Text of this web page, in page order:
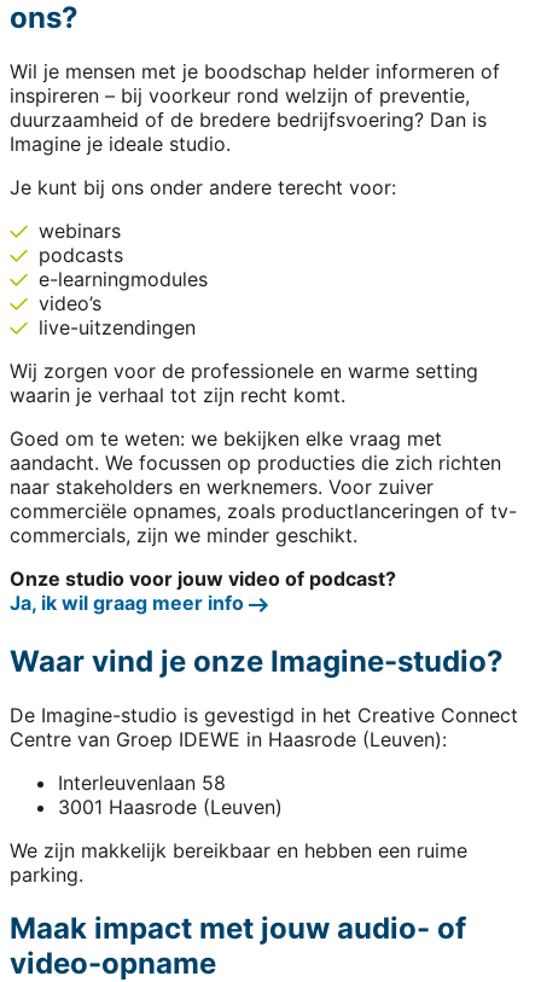
ons?
Wil je mensen met je boodschap helder informeren of
inspireren – bij voorkeur rond welzijn of preventie,
duurzaamheid of de bredere bedrijfsvoering? Dan is
Imagine je ideale studio.
Je kunt bij ons onder andere terecht voor:
webinars
podcasts
e-learningmodules
video’s
live-uitzendingen
Wij zorgen voor de professionele en warme setting
waarin je verhaal tot zijn recht komt.
Goed om te weten: we bekijken elke vraag met
aandacht. We focussen op producties die zich richten
naar stakeholders en werknemers. Voor zuiver
commerciële opnames, zoals productlanceringen of tv-
commercials, zijn we minder geschikt.
Onze studio voor jouw video of podcast?
Ja, ik wil graag meer info
Waar vind je onze Imagine-studio?
De Imagine-studio is gevestigd in het Creative Connect
Centre van Groep IDEWE in Haasrode (Leuven):
Interleuvenlaan 58
3001 Haasrode (Leuven)
We zijn makkelijk bereikbaar en hebben een ruime
parking.
Maak impact met jouw audio- of
video-opname